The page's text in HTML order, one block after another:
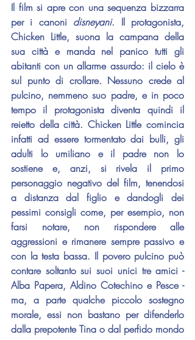
Il film si apre con una sequenza bizzarra
per i canoni disneyani. Il protagonista,
Chicken Little, suona la campana della
sua città e manda nel panico tutti gli
abitanti con un allarme assurdo: il cielo è
sul punto di crollare. Nessuno crede al
pulcino, nemmeno suo padre, e in poco
tempo il protagonista diventa quindi il
reietto della città. Chicken Little comincia
infatti ad essere tormentato dai bulli, gli
adulti lo umiliano e il padre non lo
sostiene e, anzi, si rivela il primo
personaggio negativo del film, tenendosi
a distanza dal figlio e dandogli dei
pessimi consigli come, per esempio, non
farsi notare, non rispondere alle
aggressioni e rimanere sempre passivo e
con la testa bassa. Il povero pulcino può
contare soltanto sui suoi unici tre amici -
Alba Papera, Aldino Cotechino e Pesce -
ma, a parte qualche piccolo sostegno
morale, essi non bastano per difenderlo
dalla prepotente Tina o dal perfido mondo